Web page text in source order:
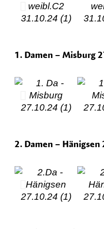
1. Damen – Misburg
2. Damen – Hänigsen